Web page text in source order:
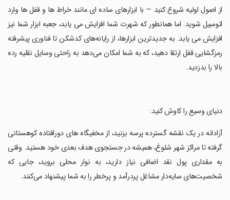
‏از اصول اولیه شروع کنید — با ابزارهای ساده ای مانند خراط ها و قفل ها وارد
اتومبیل شوید. اما همانطور که شهرت شما افزایش می یابد، جعبه ابزار شما نیز
افزایش می یابد. به جدیدترین ابزارها، از رایانه‌های کدشکن تا فناوری پیشرفته
رمزگشایی قفل ارتقا دهید، که به شما امکان می‌دهد به راحتی وسایل نقلیه رده
بالا را بدزدید.
‏دنیای وسیع را کاوش کنید:
‏آزادانه در یک نقشه گسترده پرسه بزنید، از مخفیگاه های دورافتاده کوهستانی
گرفته تا مراکز شهر شلوغ، همیشه در جستجوی هدف بعدی خود هستید. وقتی
به مقداری پول نقد اضافی نیاز دارید، به نوار محلی بروید، جایی که
شخصیت‌های سایه‌دار مشاغل پردرآمد و پرخطر را به شما پیشنهاد می‌کنند.